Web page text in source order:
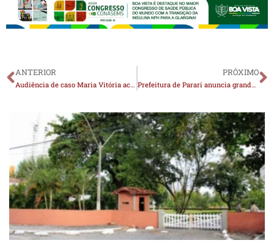
ANTERIOR
Audiência de caso Maria Vitória acontece nesta sexta em Monteiro; Nadja Palitot reforça luta por justiça
PRÓXIMO
Prefeitura de Parari anuncia grande pedal dentro da programação da 1ª edição da festa “Farra da Cabra”